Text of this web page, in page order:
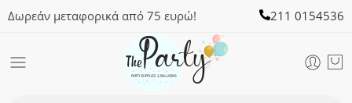
Δωρεάν μεταφορικά από 75 ευρώ! 211 0154536